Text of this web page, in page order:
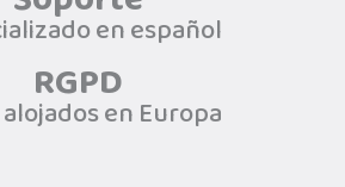
en español
RGPD
en Europa